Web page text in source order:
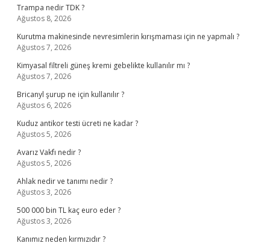
Trampa nedir TDK ?
Ağustos 8, 2026
Kurutma makinesinde nevresimlerin kırışmaması için ne yapmalı ?
Ağustos 7, 2026
Kimyasal filtreli güneş kremi gebelikte kullanılır mı ?
Ağustos 7, 2026
Bricanyl şurup ne için kullanılır ?
Ağustos 6, 2026
Kuduz antikor testi ücreti ne kadar ?
Ağustos 5, 2026
Avarız Vakfı nedir ?
Ağustos 5, 2026
Ahlak nedir ve tanımı nedir ?
Ağustos 3, 2026
500 000 bin TL kaç euro eder ?
Ağustos 3, 2026
Kanımız neden kırmızıdır ?